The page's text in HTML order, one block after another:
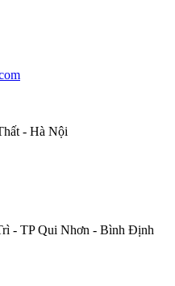
- Hà Nội
- TP Qui Nhơn - Bình Định